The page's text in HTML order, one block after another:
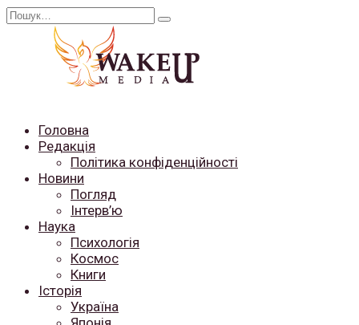
Перейти
Search
Головна
Редакція
Політика конфіденційності
Новини
Погляд
Інтерв’ю
Наука
Психологія
Космос
Книги
Історія
Україна